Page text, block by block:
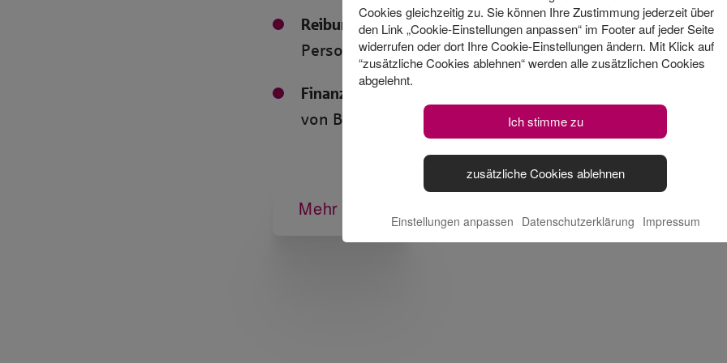
Reibungslose Zusammenarbeit: StarMoney Business ist
Personen gleichzeitig im Netzwerk nutzbar
Finanzen sind Vertrauenssache
: StarMoney Business wird
von Banken und Sparkassen empfohlen
Mehr Infos
Cookies gleichzeitig zu. Sie können Ihre Zustimmung jederzeit über
den Link „Cookie-Einstellungen anpassen“ im Footer auf jeder Seite
widerrufen oder dort Ihre Cookie-Einstellungen ändern. Mit Klick auf
“zusätzliche Cookies ablehnen“ werden alle zusätzlichen Cookies
abgelehnt.
Ich stimme zu
zusätzliche Cookies ablehnen
Einstellungen anpassen Datenschutzerklärung Impressum